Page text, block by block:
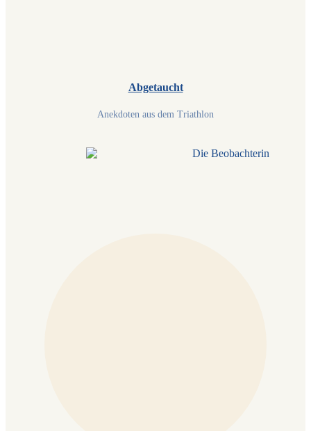
Abgetaucht
Anekdoten aus dem Triathlon